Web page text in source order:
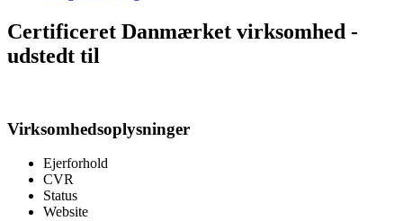
Certificeret Danmærket virksomhed -
udstedt til
Virksomhedsoplysninger
Ejerforhold
CVR
Status
Website